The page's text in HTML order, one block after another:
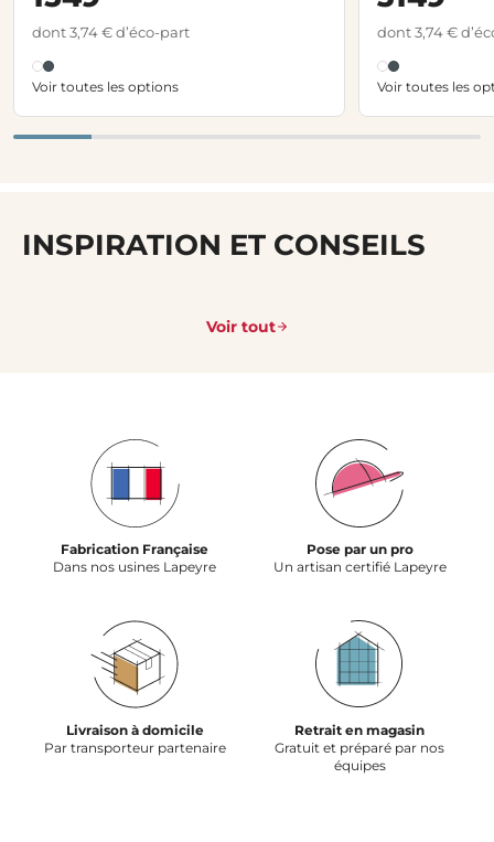
dont 3,74 € d’éco-part
Voir toutes les options
dont 3,74 €
Voir toutes les
INSPIRATION ET CONSEILS
Voir tout
Fabrication Française
Dans nos usines Lapeyre
Pose par un pro
Un artisan certifié Lapeyre
Livraison à domicile
Par transporteur partenaire
Retrait en magasin
Gratuit et préparé par nos
équipes